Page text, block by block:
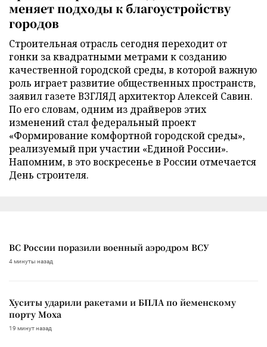
меняет подходы к благоустройству
городов
Строительная отрасль сегодня переходит от
гонки за квадратными метрами к созданию
качественной городской среды, в которой важную
роль играет развитие общественных пространств,
заявил газете ВЗГЛЯД архитектор Алексей Савин.
По его словам, одним из драйверов этих
изменений стал федеральный проект
«Формирование комфортной городской среды»,
реализуемый при участии «Единой России».
Напомним, в это воскресенье в России отмечается
День строителя.
ВС России поразили военный аэродром ВСУ
4 минуты назад
Хуситы ударили ракетами и БПЛА по йеменскому
порту Моха
19 минут назад